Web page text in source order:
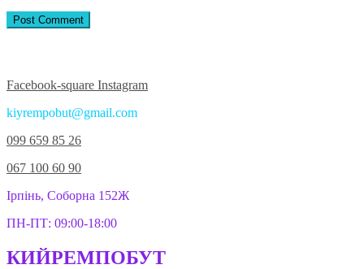
Facebook-square Instagram
kiyrempobut@gmail.com
099 659 85 26
067 100 60 90
Ірпінь, Соборна 152Ж
ПН-ПТ: 09:00-18:00
КИЙРЕМПОБУТ